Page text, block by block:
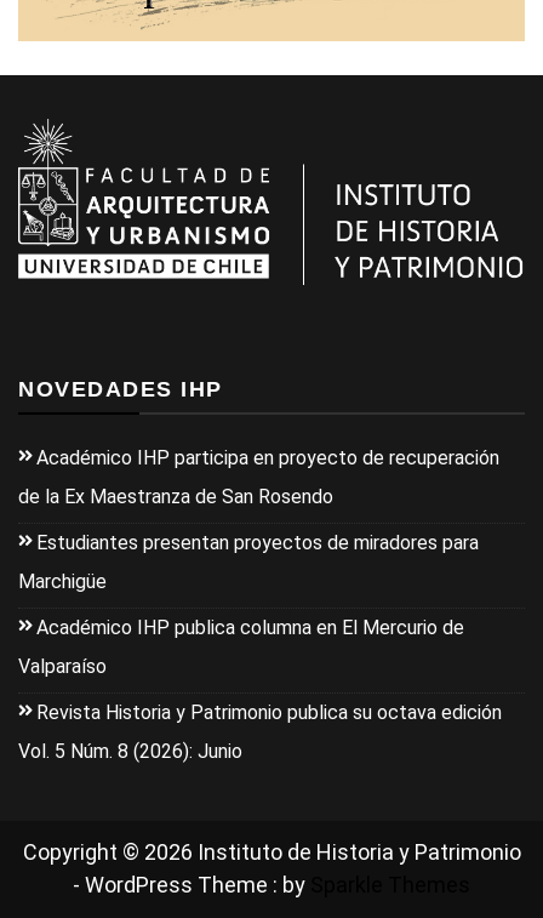
NOVEDADES IHP
Académico IHP participa en proyecto de recuperación
de la Ex Maestranza de San Rosendo
Estudiantes presentan proyectos de miradores para
Marchigüe
Académico IHP publica columna en El Mercurio de
Valparaíso
Revista Historia y Patrimonio publica su octava edición
Vol. 5 Núm. 8 (2026): Junio
Copyright © 2026 Instituto de Historia y Patrimonio
- WordPress Theme : by